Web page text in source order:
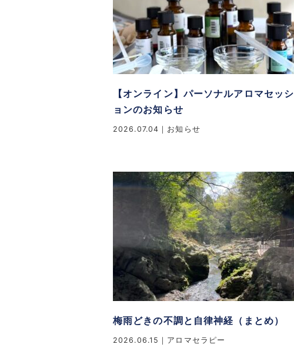
【オンライン】パーソナルアロマセッシ
ョンのお知らせ
2026.07.04 お知らせ
梅雨どきの不調と自律神経（まとめ）
2026.06.15 アロマセラピー